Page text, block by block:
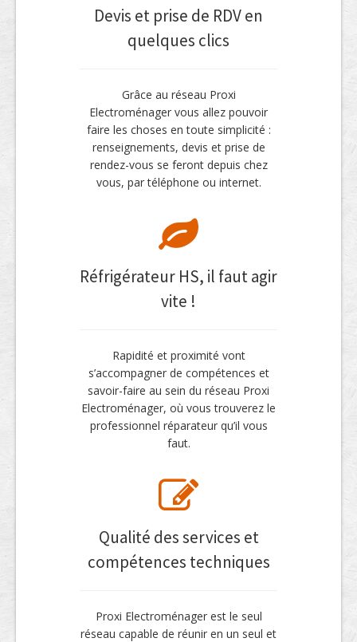
Devis et prise de RDV en
quelques clics
Grâce au réseau Proxi
Electroménager vous allez pouvoir
faire les choses en toute simplicité :
renseignements, devis et prise de
rendez-vous se feront depuis chez
vous, par téléphone ou internet.
Réfrigérateur HS, il faut agir
vite !
Rapidité et proximité vont
s’accompagner de compétences et
savoir-faire au sein du réseau Proxi
Electroménager, où vous trouverez le
professionnel réparateur qu’il vous
faut.
Qualité des services et
compétences techniques
Proxi Electroménager est le seul
réseau capable de réunir en un seul et